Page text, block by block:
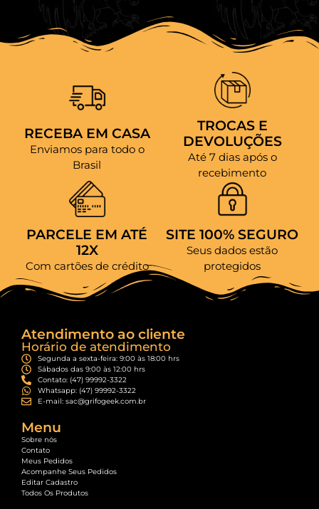
RECEBA EM CASA
Enviamos para todo o
Brasil
TROCAS E
DEVOLUÇÕES
Até 7 dias após o
recebimento
PARCELE EM ATÉ
12X
Com cartões de crédito
SITE 100% SEGURO
Seus dados estão
protegidos
Atendimento ao cliente
Horário de atendimento
Segunda a sexta-feira: 9:00 às 18:00 hrs
Sábados das 9:00 às 12:00 hrs
Contato: (47) 99992-3322
Whatsapp: (47) 99992-3322
E-mail: sac@grifogeek.com.br
Menu
Sobre nós
Contato
Meus Pedidos
Acompanhe Seus Pedidos
Editar Cadastro
Todos Os Produtos